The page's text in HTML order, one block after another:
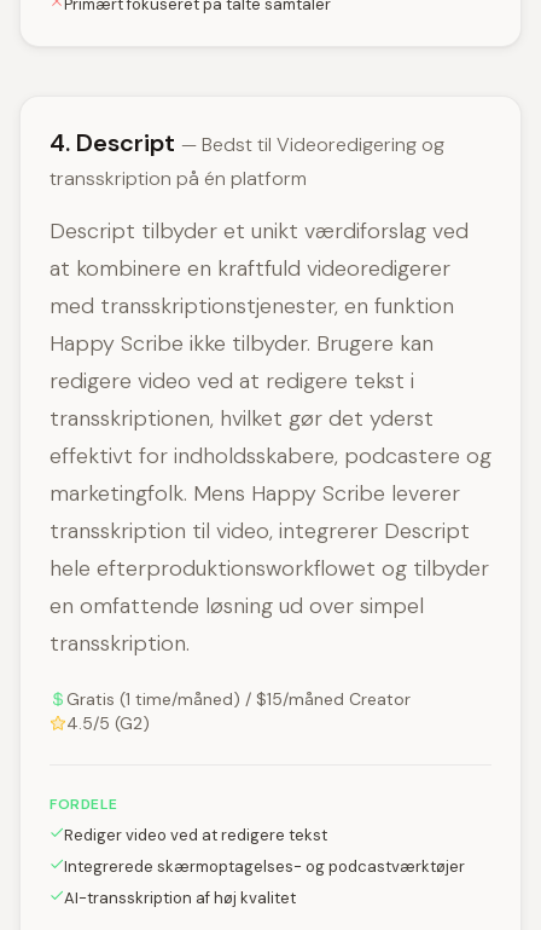
Primært fokuseret på talte samtaler
4. Descript — Bedst til Videoredigering og
transskription på én platform
Descript tilbyder et unikt værdiforslag ved
at kombinere en kraftfuld videoredigerer
med transskriptionstjenester, en funktion
Happy Scribe ikke tilbyder. Brugere kan
redigere video ved at redigere tekst i
transskriptionen, hvilket gør det yderst
effektivt for indholdsskabere, podcastere og
marketingfolk. Mens Happy Scribe leverer
transskription til video, integrerer Descript
hele efterproduktionsworkflowet og tilbyder
en omfattende løsning ud over simpel
transskription.
Gratis (1 time/måned) / $15/måned Creator
4.5/5 (G2)
FORDELE
Rediger video ved at redigere tekst
Integrerede skærmoptagelses- og podcastværktøjer
AI-transskription af høj kvalitet